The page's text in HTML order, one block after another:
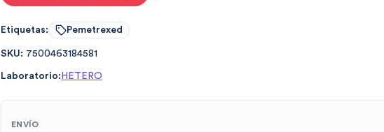
Etiquetas: Pemetrexed
SKU: 7500463184581
Laboratorio: HETERO
ENVÍO